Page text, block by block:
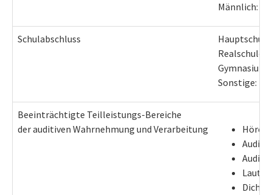
Männlich: 17
Schulabschluss
Realschule:
Gymnasium:
Sonstige: 25
Beeinträchtigte Teilleistungs-Bereiche
der auditiven Wahrnehmung und Verarbeitung
Hören